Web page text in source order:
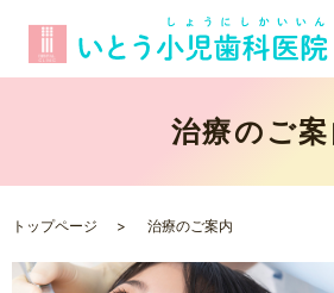
治療のご案
トップページ 治療のご案内